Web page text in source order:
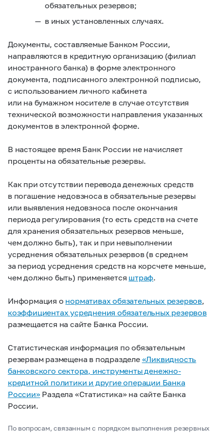
обязательных резервов;
в иных установленных случаях.
Документы, составляемые Банком России,
направляются в кредитную организацию (филиал
иностранного банка) в форме электронного
документа, подписанного электронной подписью,
с использованием личного кабинета
или на бумажном носителе в случае отсутствия
технической возможности направления указанных
документов в электронной форме.
В настоящее время Банк России не начисляет
проценты на обязательные резервы.
Как при отсутствии перевода денежных средств
в погашение недовзноса в обязательные резервы
или выявления недовзноса после окончания
периода регулирования (то есть средств на счете
для хранения обязательных резервов меньше,
чем должно быть), так и при невыполнении
усреднения обязательных резервов (в среднем
за период усреднения средств на корсчете меньше,
чем должно быть) применяется штраф.
Информация о нормативах обязательных резервов,
коэффициентах усреднения обязательных резервов
размещается на сайте Банка России.
Статистическая информация по обязательным
резервам размещена в подразделе «Ликвидность
банковского сектора, инструменты денежно-
кредитной политики и другие операции Банка
России»Раздела «Статистика» на сайте Банка
России.
По вопросам, связанным с порядком выполнения резервных